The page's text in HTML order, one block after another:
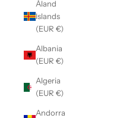
Åland
Islands
(EUR €)
Albania
(EUR €)
Algeria
(EUR €)
Andorra